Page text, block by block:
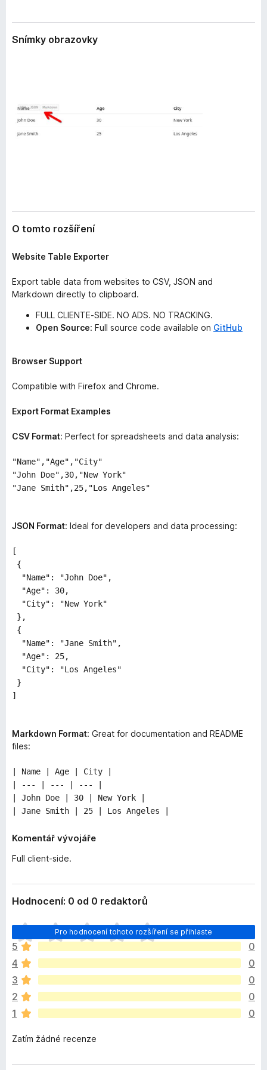
e
Snímky obrazovky
O tomto rozšíření
Website Table Exporter
Export table data from websites to CSV, JSON and
Markdown directly to clipboard.
FULL CLIENTE-SIDE. NO ADS. NO TRACKING.
Open Source: Full source code available on GitHub
Browser Support
Compatible with Firefox and Chrome.
Export Format Examples
CSV Format: Perfect for spreadsheets and data analysis:
"Name","Age","City"
"John Doe",30,"New York"
"Jane Smith",25,"Los Angeles"
JSON Format: Ideal for developers and data processing:
[
{
"Name": "John Doe",
"Age": 30,
"City": "New York"
},
{
"Name": "Jane Smith",
"Age": 25,
"City": "Los Angeles"
}
]
Markdown Format: Great for documentation and README
files:
| Name | Age | City |
| --- | --- | --- |
| John Doe | 30 | New York |
| Jane Smith | 25 | Los Angeles |
Komentář vývojáře
Full client-side.
Hodnocení: 0 od 0 redaktorů
Pro hodnocení tohoto rozšíření se přihlaste
Z
a
t
í
m
n
e
h
d
o
5
0
4
0
3
0
2
0
1
0
Zatím žádné recenze